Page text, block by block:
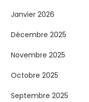
Janvier 2026
Décembre 2025
Novembre 2025
Octobre 2025
Septembre 2025